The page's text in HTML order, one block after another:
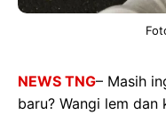
NEWS TNG– Masih
baru? Wangi lem